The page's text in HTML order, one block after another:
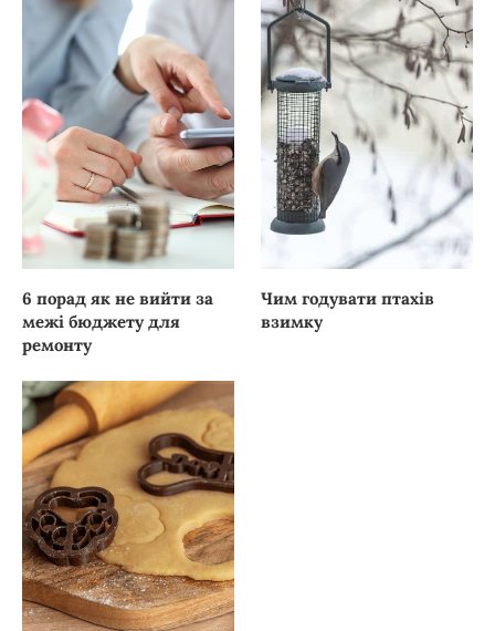
6 порад як не вийти за
межі бюджету для
ремонту
Чим годувати птахів
взимку